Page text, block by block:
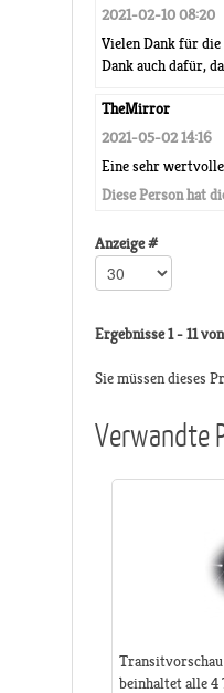
2021-02-10 08:20
Vielen Dank für
Dank auch dafür,
TheMirror
2021-05-02 14:16
Eine sehr
Diese Person hat
Anzeige #
Ergebnisse 1 - 11 von
Sie müssen dieses
Verwandte
Transitvorschau
beinhaltet alle 4